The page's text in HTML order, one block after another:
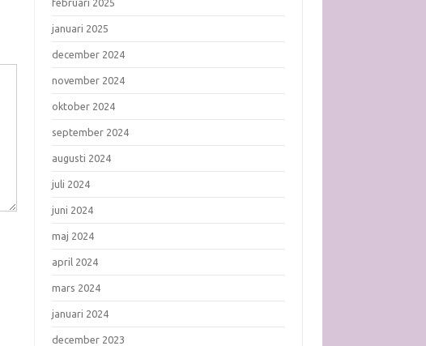
februari 2025
januari 2025
december 2024
november 2024
oktober 2024
september 2024
augusti 2024
juli 2024
juni 2024
maj 2024
april 2024
mars 2024
januari 2024
december 2023